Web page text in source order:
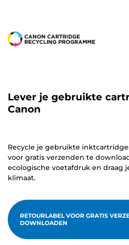
Lever je gebruikte
Canon
Recycle je gebruikte
voor gratis verzenden te
ecologische voetafdruk en draag
klimaat.
RETOURLABEL VOOR GRATIS
DOWNLOADEN